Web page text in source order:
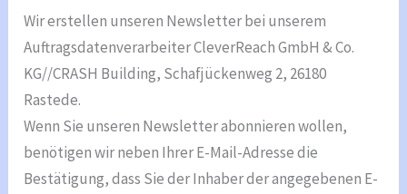
Wir erstellen unseren Newsletter bei unserem
Auftragsdatenverarbeiter CleverReach GmbH & Co.
KG//CRASH Building, Schafjückenweg 2, 26180
Rastede.
Wenn Sie unseren Newsletter abonnieren wollen,
benötigen wir neben Ihrer E-Mail-Adresse die
Bestätigung, dass Sie der Inhaber der angegebenen E-